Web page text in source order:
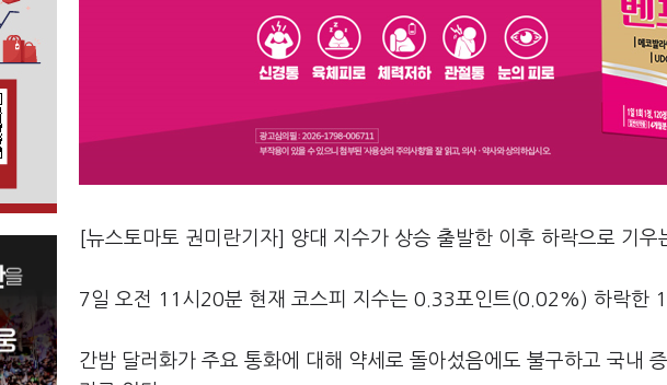
[뉴스토마토 권미란기자] 양대 지수가 상승 출발한 이후 하락으로 기우
7일 오전 11시20분 현재 코스피 지수는 0.33포인트(0.02%) 하락한
간밤 달러화가 주요 통화에 대해 약세로 돌아섰음에도 불구하고 국내